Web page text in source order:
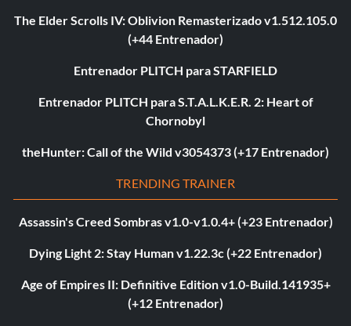
The Elder Scrolls IV: Oblivion Remasterizado v1.512.105.0
(+44 Entrenador)
Entrenador PLITCH para STARFIELD
Entrenador PLITCH para S.T.A.L.K.E.R. 2: Heart of
Chornobyl
theHunter: Call of the Wild v3054373 (+17 Entrenador)
TRENDING TRAINER
Assassin's Creed Sombras v1.0-v1.0.4+ (+23 Entrenador)
Dying Light 2: Stay Human v1.22.3c (+22 Entrenador)
Age of Empires II: Definitive Edition v1.0-Build.141935+
(+12 Entrenador)